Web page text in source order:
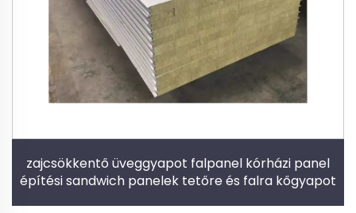
zajcsökkentő üveggyapot falpanel kórházi panel
építési sandwich panelek tetőre és falra kőgyapot